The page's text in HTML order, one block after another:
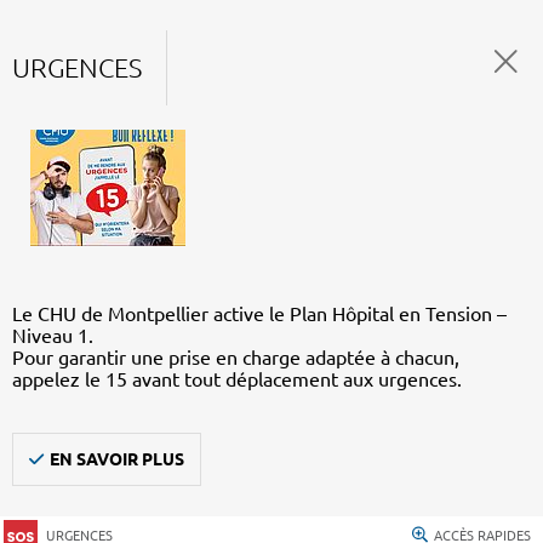
URGENCES
Le CHU de Montpellier active le Plan Hôpital en Tension –
Niveau 1.
Pour garantir une prise en charge adaptée à chacun,
appelez le 15 avant tout déplacement aux urgences.
EN SAVOIR PLUS
URGENCES ACCÈS RAPIDES